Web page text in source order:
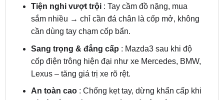
cần dùng tay chạm cốp bẩn.
Sang trọng & đẳng cấp: Mazda3 sau khi độ
cốp điện trông hiện đại như xe Mercedes, BMW,
Lexus – tăng giá trị xe rõ rệt.
An toàn cao: Chống kẹt tay, dừng khẩn cấp khi
có vật cản, phù hợp gia đình có trẻ nhỏ.
Bền bỉ, êm ái : Motor chất lượng cao, đóng/mở